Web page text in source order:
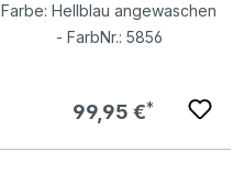
Farbe: Hellblau angewaschen
- FarbNr.: 5856
Regulärer Preis:
99,95 €